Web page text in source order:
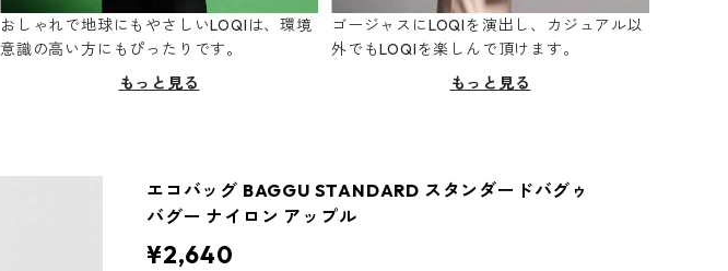
おしゃれで地球にもやさしいLOQIは、環境
意識の高い方にもぴったりです。
もっと見る
ゴージャスにLOQIを演出し、カジュアル以
外でもLOQIを楽しんで頂けます。
もっと見る
エコバッグ BAGGU STANDARD スタンダードバグゥ
バグー ナイロン アップル
¥2,640